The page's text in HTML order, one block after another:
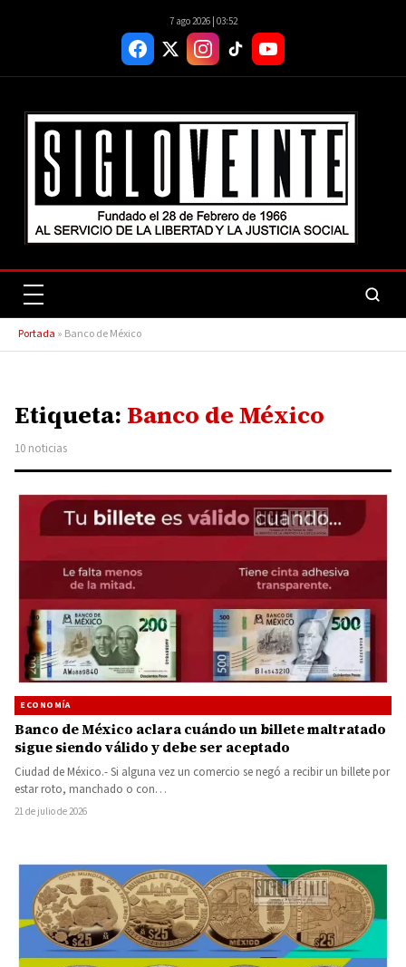
7 ago 2026 | 03:52
Portada » Banco de México
Etiqueta: Banco de México
10 noticias
ECONOMÍA
Banco de México aclara cuándo un billete maltratado
sigue siendo válido y debe ser aceptado
Ciudad de México.- Si alguna vez un comercio se negó a recibir un billete por
estar roto, manchado o con…
21 de julio de 2026